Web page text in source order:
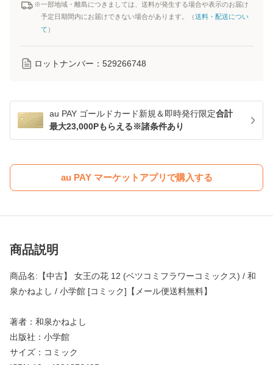
※一部地域・離島につきましては、送料が発生する場合や表示のお届け
予定日期間内にお届けできない場合があります。（送料・配送につい
て ）
ロットナンバー： 529266748
au PAY ゴールドカード新規＆即時発行限定合計
最大23,000Pもらえる※諸条件あり
au PAY マーケットアプリで購入する
商品説明
商品名:【中古】 女王の花 12 (ベツコミフラワーコミックス) / 和
泉かねよし / 小学館 [コミック]【メール便送料無料】
著者：和泉かねよし
出版社：小学館
サイズ：コミック